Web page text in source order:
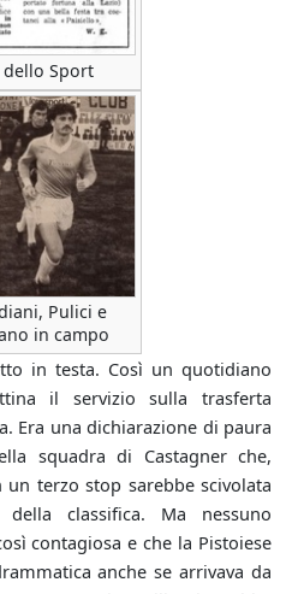
dello Sport
Pulici e
in campo
in testa. Così un quotidiano
il servizio sulla trasferta
Era una dichiarazione di paura
squadra di Castagner che,
terzo stop sarebbe scivolata
classifica. Ma nessuno
contagiosa e che la Pistoiese
anche se arrivava da